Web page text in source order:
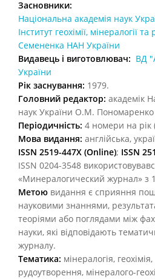
Засновники:
Національна академія наук
Інститут геохімії, мінералогії
Семененка НАН України
Видавець і виготовлювач: ВД
України
Рік заснування: 1979.
Головний редактор: академік
наук України О.М. Пономаренко
Періодичність: 4 номери на рік
Мова видання: англійська,
ISSN 2519-447X (Online); ISSN
ISSN 0204-3548
«Минералогический журнал» з
Метою видання є сприяння
науковими знаннями,
теоріями або поглядами між
науки, які відповідають
журналу.
Тематика: мінералогія,
рудоутворення, мінералого-